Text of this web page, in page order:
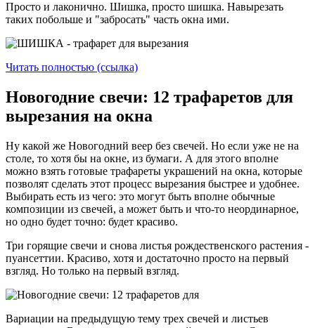
Просто и лаконично. Шишка, просто шишка. Навырезать
таких побольше и "забросать" часть окна ими.
Читать полностью (ссылка)
Новогодние свечи: 12 трафаретов для
вырезания на окна
Ну какой же Новогодний веер без свечей. Но если уже не на
столе, то хотя бы на окне, из бумаги. А для этого вполне
можно взять готовые трафареты украшений на окна, которые
позволят сделать этот процесс вырезания быстрее и удобнее.
Выбирать есть из чего: это могут быть вполне обычные
композиции из свечей, а может быть и что-то неординарное,
но одно будет точно: будет красиво.
Три горящие свечи и снова листья рождественского растения -
пуансеттии. Красиво, хотя и достаточно просто на первый
взгляд. Но только на первый взгляд.
Вариации на предыдущую тему трех свечей и листьев